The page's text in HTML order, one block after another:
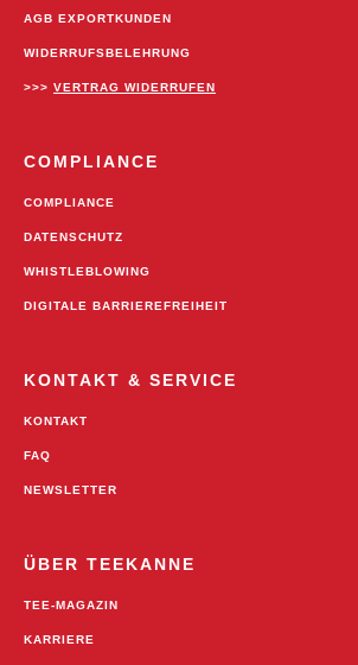
AGB EXPORTKUNDEN
WIDERRUFSBELEHRUNG
>>> VERTRAG WIDERRUFEN
COMPLIANCE
COMPLIANCE
DATENSCHUTZ
WHISTLEBLOWING
DIGITALE BARRIEREFREIHEIT
KONTAKT & SERVICE
KONTAKT
FAQ
NEWSLETTER
ÜBER TEEKANNE
TEE-MAGAZIN
KARRIERE